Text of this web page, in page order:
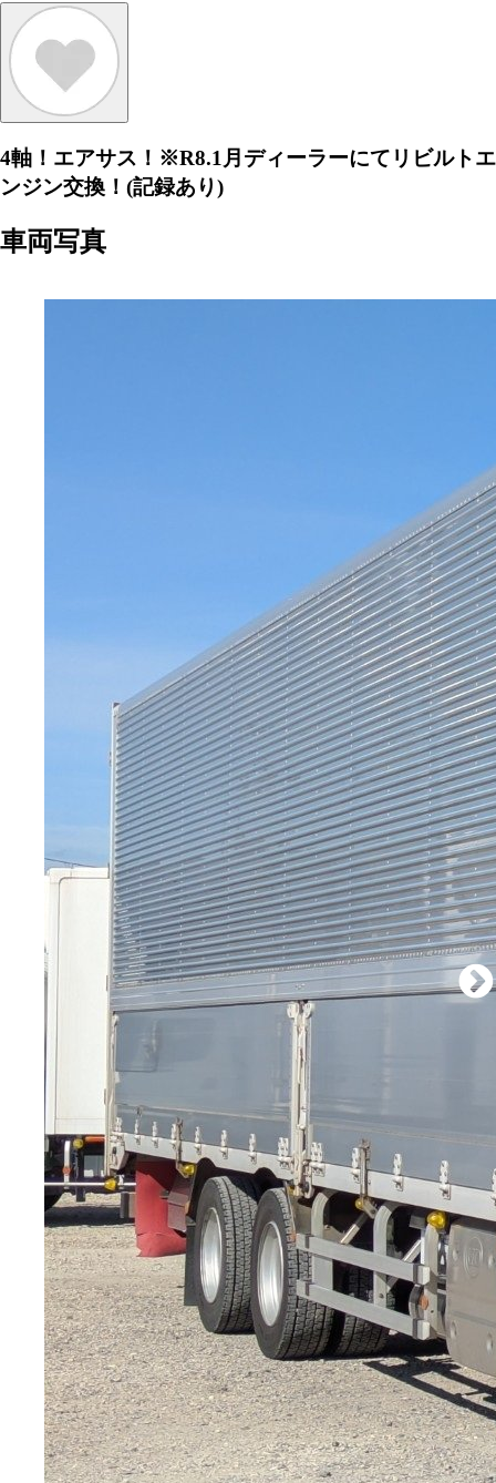
4軸！エアサス！※R8.1月ディーラーにてリビルトエ
ンジン交換！(記録あり)
車両写真